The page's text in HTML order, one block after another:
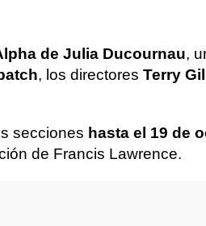
de Julia Ducournau,
, los directores Terry
secciones hasta el 19 de
de Francis Lawrence.